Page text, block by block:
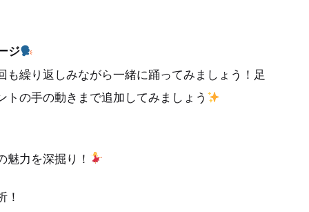
ジ
繰り返しみながら一緒に踊ってみましょう！足
の手の動きまで追加してみましょう
力を深掘り！